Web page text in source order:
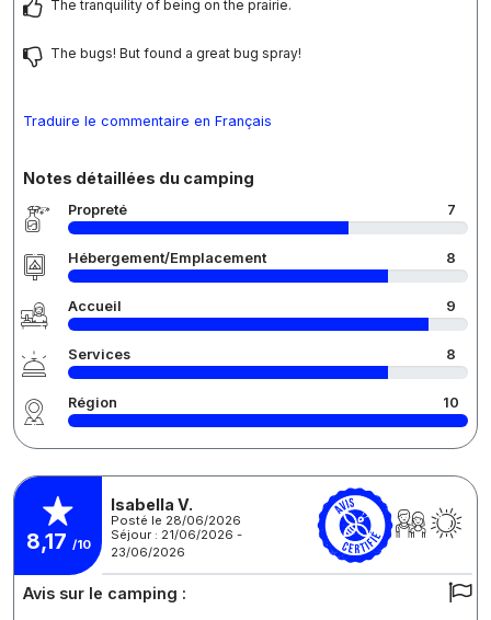
The tranquility of being on the prairie.
The bugs! But found a great bug spray!
Traduire le commentaire en Français
Notes détaillées du camping
Propreté 7
Hébergement/Emplacement 8
Accueil 9
Services 8
Région 10
8,17 /10
Isabella V.
Posté le 28/06/2026
Séjour : 21/06/2026 -
23/06/2026
Avis sur le camping :